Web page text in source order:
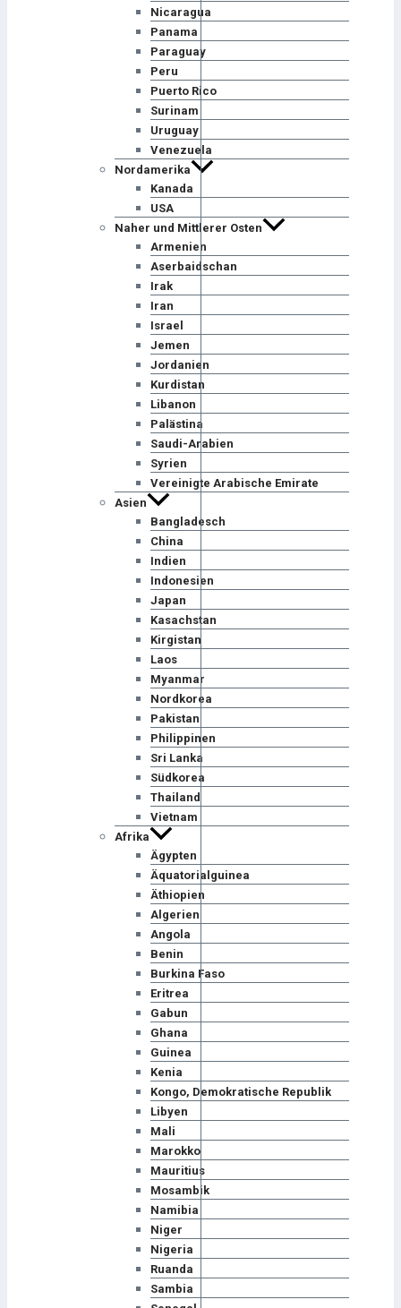
Nicaragua
Panama
Paraguay
Peru
Puerto Rico
Surinam
Uruguay
Venezuela
Nordamerika
Kanada
USA
Naher und Mittlerer Osten
Armenien
Aserbaidschan
Irak
Iran
Israel
Jemen
Jordanien
Kurdistan
Libanon
Palästina
Saudi-Arabien
Syrien
Vereinigte Arabische Emirate
Asien
Bangladesch
China
Indien
Indonesien
Japan
Kasachstan
Kirgistan
Laos
Myanmar
Nordkorea
Pakistan
Philippinen
Sri Lanka
Südkorea
Thailand
Vietnam
Afrika
Ägypten
Äquatorialguinea
Äthiopien
Algerien
Angola
Benin
Burkina Faso
Eritrea
Gabun
Ghana
Guinea
Kenia
Kongo, Demokratische Republik
Libyen
Mali
Marokko
Mauritius
Mosambik
Namibia
Niger
Nigeria
Ruanda
Sambia